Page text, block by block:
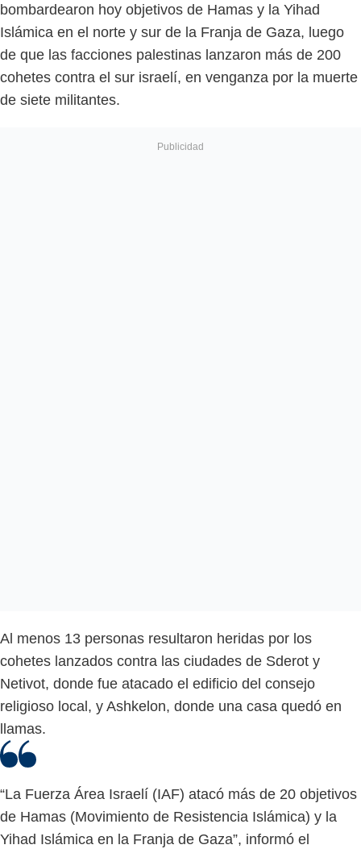
bombardearon hoy objetivos de Hamas y la Yihad
Islámica en el norte y sur de la Franja de Gaza, luego
de que las facciones palestinas lanzaron más de 200
cohetes contra el sur israelí, en venganza por la muerte
de siete militantes.
Al menos 13 personas resultaron heridas por los
cohetes lanzados contra las ciudades de Sderot y
Netivot, donde fue atacado el edificio del consejo
religioso local, y Ashkelon, donde una casa quedó en
llamas.
“La Fuerza Área Israelí (IAF) atacó más de 20 objetivos
de Hamas (Movimiento de Resistencia Islámica) y la
Yihad Islámica en la Franja de Gaza”, informó el